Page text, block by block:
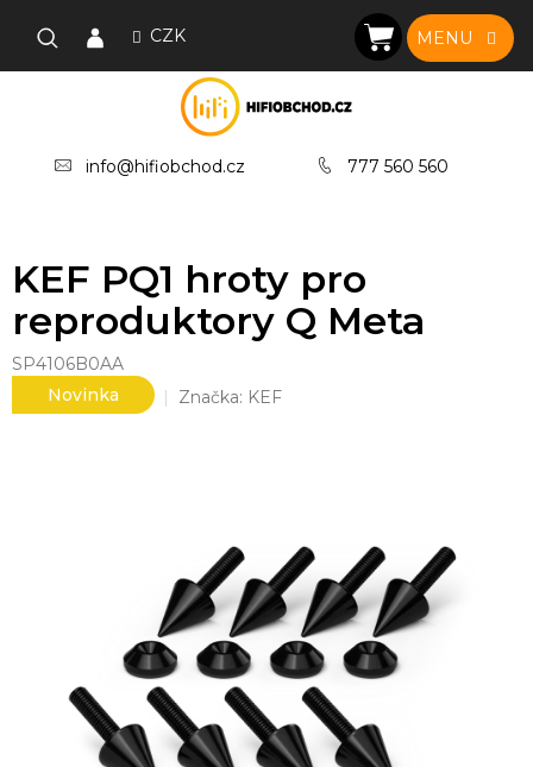
CZK
info@hifiobchod.cz 777 560 560
NÁKUPNÍ
KOŠÍK
KEF PQ1 hroty pro
reproduktory Q Meta
SP4106B0AA
Novinka
Značka: KEF